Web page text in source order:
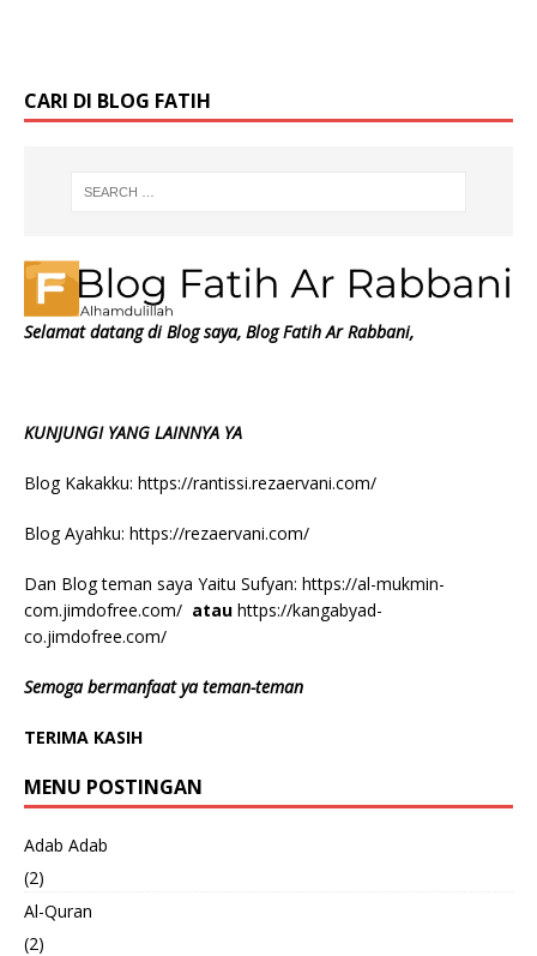
CARI DI BLOG FATIH
Selamat datang di Blog saya, Blog Fatih Ar Rabbani,
KUNJUNGI YANG LAINNYA YA
Blog Kakakku: https://rantissi.rezaervani.com/
Blog Ayahku: https://rezaervani.com/
Dan Blog teman saya Yaitu Sufyan: https://al-mukmin-
com.jimdofree.com/ atau https://kangabyad-
co.jimdofree.com/
Semoga bermanfaat ya teman-teman
TERIMA KASIH
MENU POSTINGAN
Adab Adab
(2)
Al-Quran
(2)